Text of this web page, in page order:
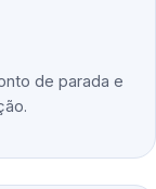
de parada e